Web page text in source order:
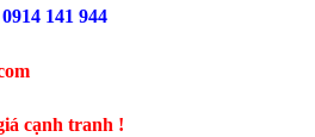
141 944
cạnh tranh !